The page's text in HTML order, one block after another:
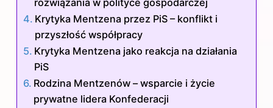
Krytyka Mentzena przez PiS – konflikt i
przyszłość współpracy
Krytyka Mentzena jako reakcja na działania
PiS
Rodzina Mentzenów – wsparcie i życie
prywatne lidera Konfederacji